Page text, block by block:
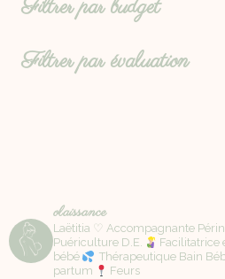
Filtrer par budget
Filtrer par évaluation
olaissance
Laëtitia ♡ Accompagnante
Puériculture D.E.
Facilitatrice
bébé
Thérapeutique Bain
partum
Feurs